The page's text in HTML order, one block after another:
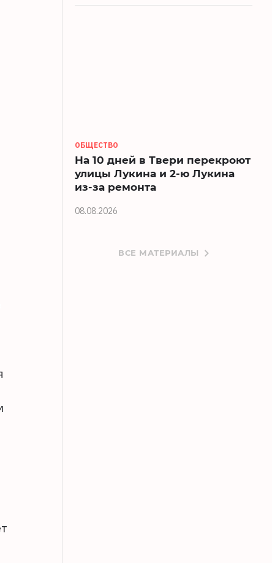
ОБЩЕСТВО
На 10 дней в Твери перекроют
улицы Лукина и 2-ю Лукина
из-за ремонта
08.08.2026
ВСЕ МАТЕРИАЛЫ